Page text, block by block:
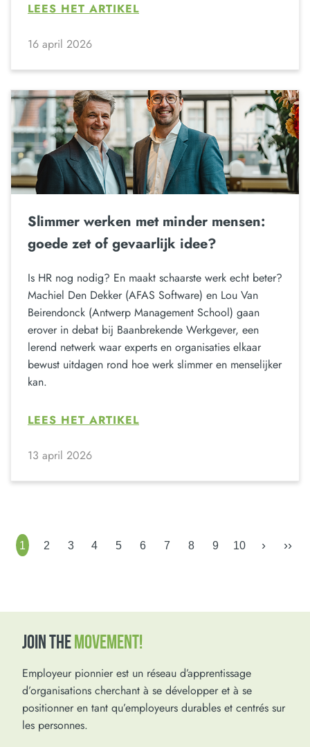
LEES HET ARTIKEL
16 april 2026
Slimmer werken met minder mensen:
goede zet of gevaarlijk idee?
Is HR nog nodig? En maakt schaarste werk echt beter?
Machiel Den Dekker (AFAS Software) en Lou Van
Beirendonck (Antwerp Management School) gaan
erover in debat bij Baanbrekende Werkgever, een
lerend netwerk waar experts en organisaties elkaar
bewust uitdagen rond hoe werk slimmer en menselijker
kan.
LEES HET ARTIKEL
13 april 2026
1 2 3 4 5 6 7 8 9 10 › ››
JOIN THEMOVEMENT!
Employeur pionnier est un réseau d’apprentissage
d’organisations cherchant à se développer et à se
positionner en tant qu’employeurs durables et centrés sur
les personnes.